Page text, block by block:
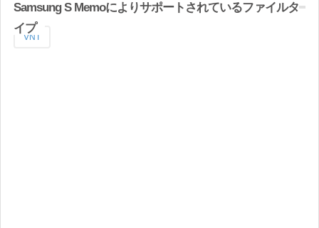
Samsung S Memoによりサポートされているファイルタ
イプ
VNT